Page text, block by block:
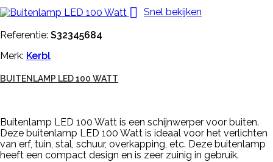
 Snel bekijken
Referentie: S32345684
Merk: Kerbl
BUITENLAMP LED 100 WATT
Buitenlamp LED 100 Watt is een schijnwerper voor buiten.
Deze buitenlamp LED 100 Watt is ideaal voor het verlichten
van erf, tuin, stal, schuur, overkapping, etc. Deze buitenlamp
heeft een compact design en is zeer zuinig in gebruik.